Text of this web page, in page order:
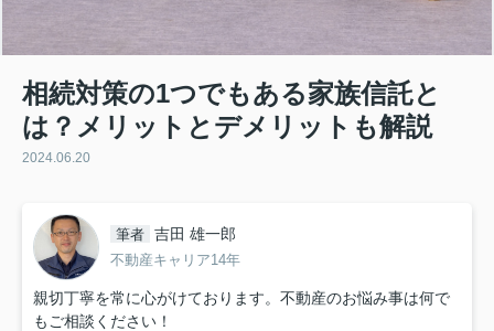
相続対策の1つでもある家族信託と
は？メリットとデメリットも解説
2024.06.20
筆者 吉田 雄一郎
不動産キャリア14年
親切丁寧を常に心がけております。不動産のお悩み事は何で
もご相談ください！